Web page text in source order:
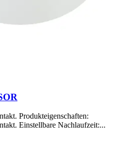
Produkteigenschaften:
Einstellbare Nachlaufzeit:...